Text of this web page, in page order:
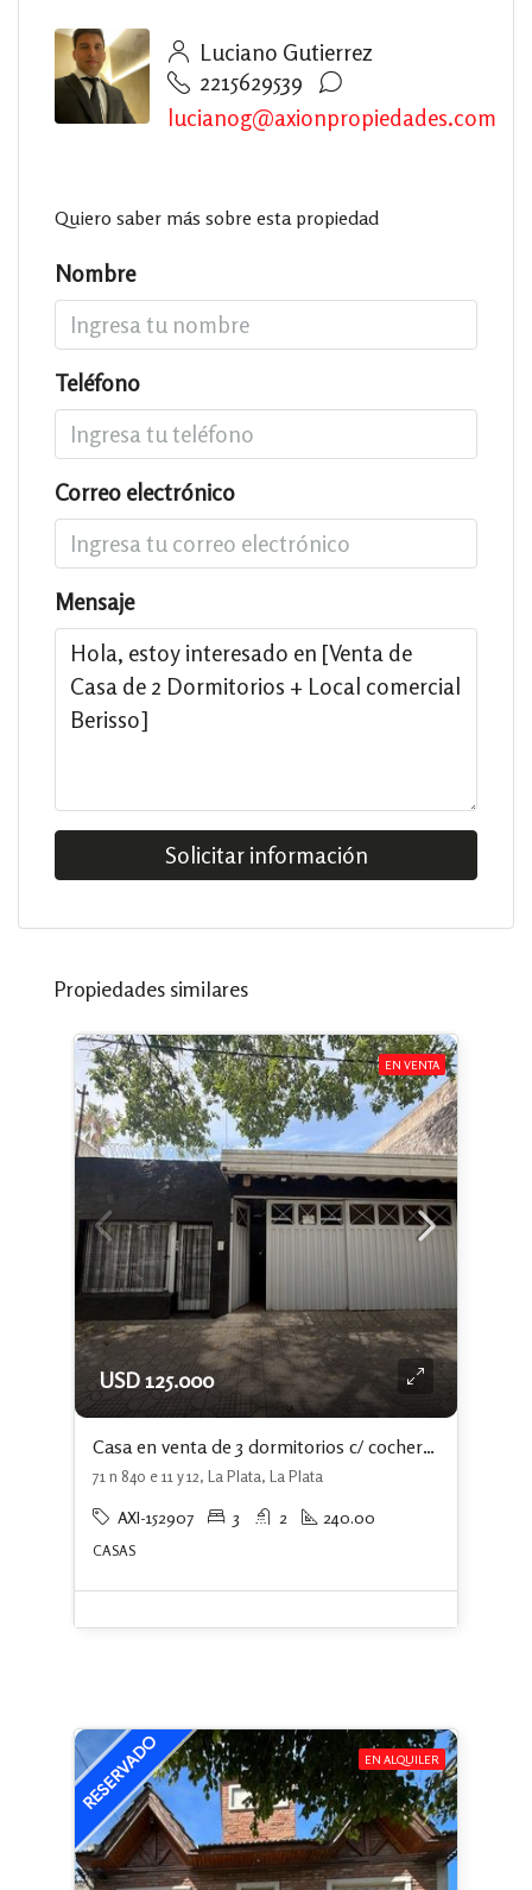
Luciano Gutierrez
2215629539
lucianog@axionpropiedades.com
Quiero saber más sobre esta propiedad
Nombre
Teléfono
Correo electrónico
Mensaje
Solicitar información
Propiedades similares
EN VENTA
USD 125.000
Casa en venta de 3 dormitorios c/ cochera en La Plata
71 n 840 e 11 y 12, La Plata, La Plata
AXI-152907 3 2 240.00
CASAS
EN ALQUILER